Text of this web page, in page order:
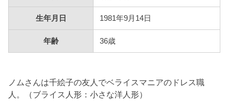
生年月日 1981年9月14日
年齢 36歳
ノムさんは千絵子の友人でベライスマニアのドレス職
人。（ブライス人形：小さな洋人形）